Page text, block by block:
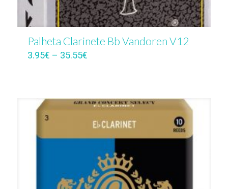
Palheta Clarinete Bb Vandoren V12
3.95€ – 35.55€